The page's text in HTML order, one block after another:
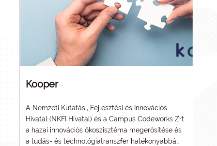
Kooper
A Nemzeti Kutatási, Fejlesztési és Innovációs
Hivatal (NKFI Hivatal) és a Campus Codeworks Zrt.
a hazai innovációs ökoszisztéma megerősítése és
a tudás- és technológiatranszfer hatékonyabbá